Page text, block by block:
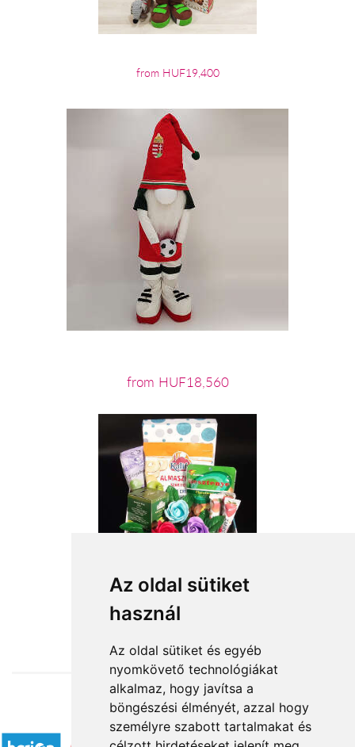
Az oldal sütiket
használ
Az oldal sütiket és egyéb
nyomkövető technológiákat
alkalmaz, hogy javítsa a
böngészési élményét, azzal hogy
személyre szabott tartalmakat és
from HUF19,400
from HUF18,560
from HUF14,000
Accepted payment methods